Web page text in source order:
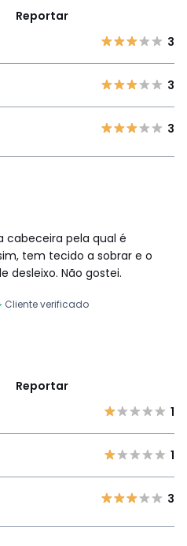
Reportar
3
3
3
cabeceira pela qual é
tem tecido a sobrar e o
desleixo. Não gostei.
Cliente verificado
Reportar
1
1
3